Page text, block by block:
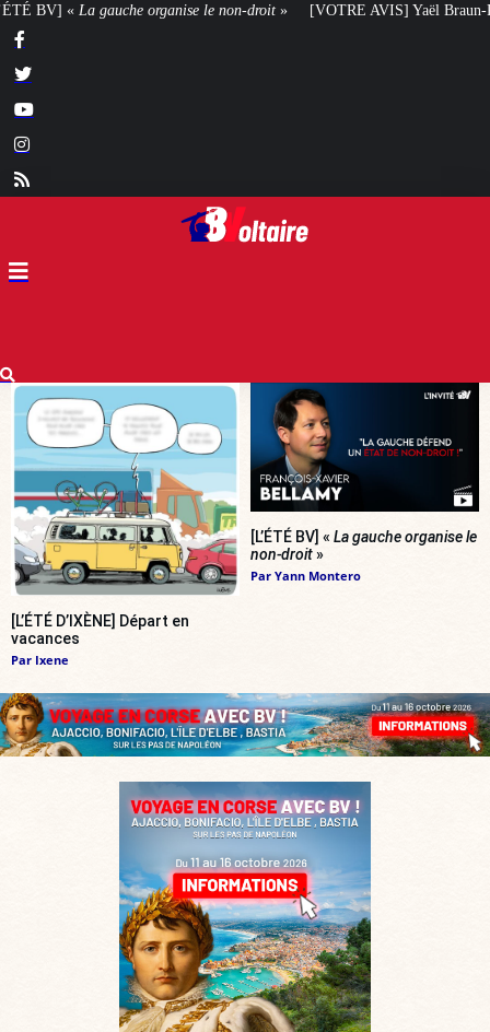
non-droit » [VOTRE AVIS] Yaël Braun-Pivet doit-elle renoncer à son
[L’ÉTÉ D’IXÈNE] Départ en
vacances
Par Ixene
[L’ÉTÉ BV] « La gauche organise le
non-droit»
Par Yann Montero